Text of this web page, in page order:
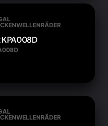
KPA008D